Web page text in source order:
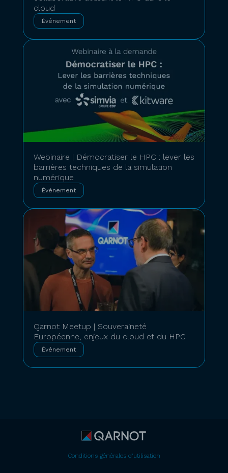
cloud
Événement
Webinaire | Démocratiser le HPC : lever les
barrières techniques de la simulation
numérique
Événement
Qarnot Meetup | Souveraineté
Européenne, enjeux du cloud et du HPC
Événement
Conditions générales d'utilisation